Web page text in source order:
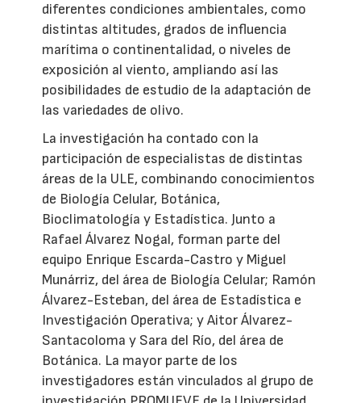
diferentes condiciones ambientales, como
distintas altitudes, grados de influencia
marítima o continentalidad, o niveles de
exposición al viento, ampliando así las
posibilidades de estudio de la adaptación de
las variedades de olivo.
La investigación ha contado con la
participación de especialistas de distintas
áreas de la ULE, combinando conocimientos
de Biología Celular, Botánica,
Bioclimatología y Estadística. Junto a
Rafael Álvarez Nogal, forman parte del
equipo Enrique Escarda-Castro y Miguel
Munárriz, del área de Biología Celular; Ramón
Álvarez-Esteban, del área de Estadística e
Investigación Operativa; y Aitor Álvarez-
Santacoloma y Sara del Río, del área de
Botánica. La mayor parte de los
investigadores están vinculados al grupo de